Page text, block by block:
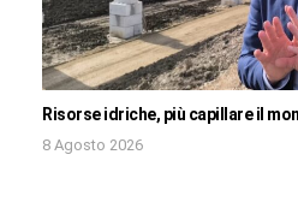
Risorse idriche, più capillare il
8 Agosto 2026